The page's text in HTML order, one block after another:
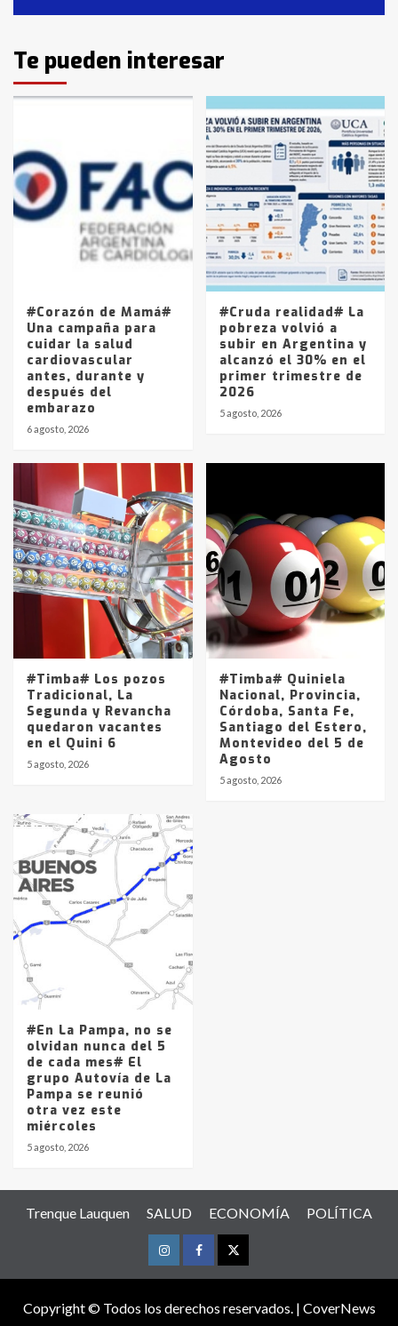
Te pueden interesar
#Corazón de Mamá#
Una campaña para
cuidar la salud
cardiovascular
antes, durante y
después del
embarazo
6 agosto, 2026
#Cruda realidad# La
pobreza volvió a
subir en Argentina y
alcanzó el 30% en el
primer trimestre de
2026
5 agosto, 2026
#Timba# Los pozos
Tradicional, La
Segunda y Revancha
quedaron vacantes
en el Quini 6
5 agosto, 2026
#Timba# Quiniela
Nacional, Provincia,
Córdoba, Santa Fe,
Santiago del Estero,
Montevideo del 5 de
Agosto
5 agosto, 2026
#En La Pampa, no se
olvidan nunca del 5
de cada mes# El
grupo Autovía de La
Pampa se reunió
otra vez este
miércoles
5 agosto, 2026
Trenque Lauquen SALUD ECONOMÍA POLÍTICA
InstagramFacebookTwitter
Copyright © Todos los derechos reservados. | CoverNews